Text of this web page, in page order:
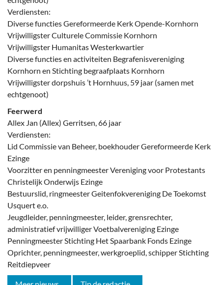
Verdiensten:
Diverse functies Gereformeerde Kerk Opende-Kornhorn
Vrijwilligster Culturele Commissie Kornhorn
Vrijwilligster Humanitas Westerkwartier
Diverse functies en activiteiten Begrafenisvereniging
Kornhorn en Stichting begraafplaats Kornhorn
Vrijwilligster dorpshuis ’t Hornhuus, 59 jaar (samen met
echtgenoot)
Feerwerd
Allex Jan (Allex) Gerritsen, 66 jaar
Verdiensten:
Lid Commissie van Beheer, boekhouder Gereformeerde Kerk
Ezinge
Voorzitter en penningmeester Vereniging voor Protestants
Christelijk Onderwijs Ezinge
Bestuurslid, ringmeester Geitenfokvereniging De Toekomst
Usquert e.o.
Jeugdleider, penningmeester, leider, grensrechter,
administratief vrijwilliger Voetbalvereniging Ezinge
Penningmeester Stichting Het Spaarbank Fonds Ezinge
Oprichter, penningmeester, werkgroeplid, schipper Stichting
Reitdiepveer